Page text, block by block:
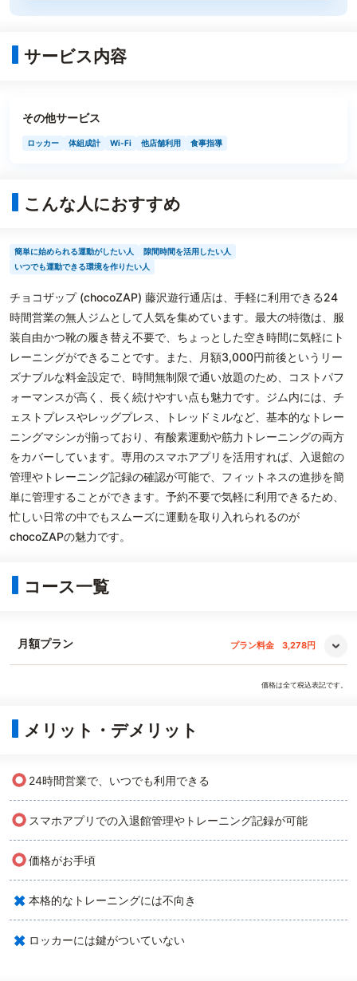
サービス内容
その他サービス
ロッカー 体組成計 Wi-Fi 他店舗利用 食事指導
こんな人におすすめ
簡単に始められる運動がしたい人
隙間時間を活用したい人
いつでも運動できる環境を作りたい人
チョコザップ (chocoZAP) 藤沢遊行通店は、手軽に利用できる24
時間営業の無人ジムとして人気を集めています。最大の特徴は、服
装自由かつ靴の履き替え不要で、ちょっとした空き時間に気軽にト
レーニングができることです。また、月額3,000円前後というリー
ズナブルな料金設定で、時間無制限で通い放題のため、コストパフ
ォーマンスが高く、長く続けやすい点も魅力です。ジム内には、チ
ェストプレスやレッグプレス、トレッドミルなど、基本的なトレー
ニングマシンが揃っており、有酸素運動や筋力トレーニングの両方
をカバーしています。専用のスマホアプリを活用すれば、入退館の
管理やトレーニング記録の確認が可能で、フィットネスの進捗を簡
単に管理することができます。予約不要で気軽に利用できるため、
忙しい日常の中でもスムーズに運動を取り入れられるのが
chocoZAPの魅力です。
コース一覧
月額プラン プラン料金 3,278円
価格は全て税込表記です。
メリット・デメリット
○ 24時間営業で、いつでも利用できる
○ スマホアプリでの入退館管理やトレーニング記録が可能
○価格がお手頃
× 本格的なトレーニングには不向き
× ロッカーには鍵がついていない